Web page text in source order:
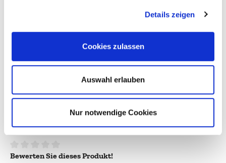
Details zeigen
Cookies zulassen
Auswahl erlauben
Nur notwendige Cookies
1,5l
Verpackungsgröße: 1
0 von 0 Bewertungen
Durchschnittliche Bewertung von 0 von 5 Sternen
Bewerten Sie dieses Produkt!